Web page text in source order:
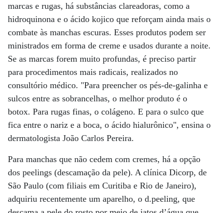
marcas e rugas, há substâncias clareadoras, como a
hidroquinona e o ácido kojico que reforçam ainda mais o
combate às manchas escuras. Esses produtos podem ser
ministrados em forma de creme e usados durante a noite.
Se as marcas forem muito profundas, é preciso partir
para procedimentos mais radicais, realizados no
consultório médico. "Para preencher os pés-de-galinha e
sulcos entre as sobrancelhas, o melhor produto é o
botox. Para rugas finas, o colágeno. E para o sulco que
fica entre o nariz e a boca, o ácido hialurônico", ensina o
dermatologista João Carlos Pereira.
Para manchas que não cedem com cremes, há a opção
dos peelings (descamação da pele). A clínica Dicorp, de
São Paulo (com filiais em Curitiba e Rio de Janeiro),
adquiriu recentemente um aparelho, o d.peeling, que